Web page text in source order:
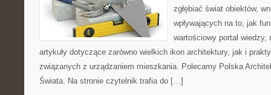
zgłębiać świat obiektów,
wpływających na to, jak
wartościowy portal
artykuły dotyczące zarówno wielkich ikon architektury, jak i
związanych z urządzaniem mieszkania. Polecamy Polska
Świata. Na stronie czytelnik trafia do […]